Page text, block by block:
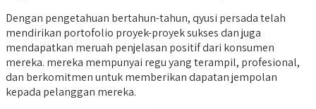
Dengan pengetahuan bertahun-tahun, qyusi persada telah
mendirikan portofolio proyek-proyek sukses dan juga
mendapatkan meruah penjelasan positif dari konsumen
mereka. mereka mempunyai regu yang terampil, profesional,
dan berkomitmen untuk memberikan dapatan jempolan
kepada pelanggan mereka.